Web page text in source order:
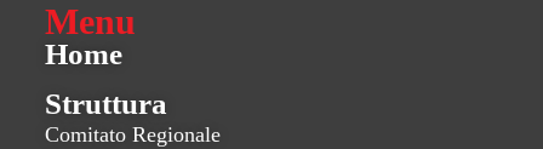
Menu
Home
Struttura
Comitato Regionale